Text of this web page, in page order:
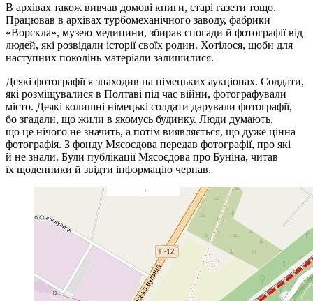
В архівах також вивчав домові книги, старі газети тощо.
Працював в архівах турбомеханічного заводу, фабрики
«Ворскла», музею медицини, збирав спогади й фотографії від
людей, які розвідали історії своїх родин. Хотілося, щоби для
наступних поколінь матеріали залишилися.
Деякі фотографії я знаходив на німецьких аукціонах. Солдати,
які розміщувалися в Полтаві під час війни, фотографували
місто. Деякі колишні німецькі солдати дарували фотографії,
бо згадали, що жили в якомусь будинку. Люди думають,
що це нічого не значить, а потім виявляється, що дуже цінна
фотографія. З фонду Мясоєдова передав фотографії, про які
й не знали. Були публікації Мясоєдова про Буніна, читав
їх щоденники й звідти інформацію черпав.